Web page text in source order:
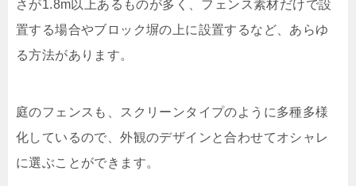
さが1.8m以上あるものが多く、フェンス素材だけで設
置する場合やブロック塀の上に設置するなど、あらゆ
る方法があります。
庭のフェンスも、スクリーンタイプのように多種多様
化しているので、外観のデザインと合わせてオシャレ
に選ぶことができます。